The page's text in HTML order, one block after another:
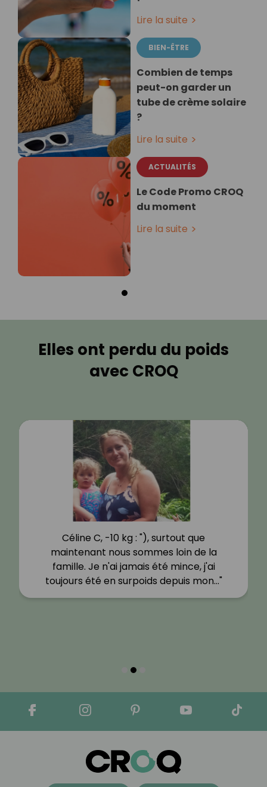
Lire la suite
BIEN-ÊTRE
Combien de temps
peut-on garder un
tube de crème solaire
?
Lire la suite
ACTUALITÉS
Le Code Promo CROQ
du moment
Lire la suite
Elles ont perdu du poids
avec CROQ
Céline C, -10 kg : "), surtout que
maintenant nous sommes loin de la
famille. Je n'ai jamais été mince, j'ai
toujours été en surpoids depuis mon…"